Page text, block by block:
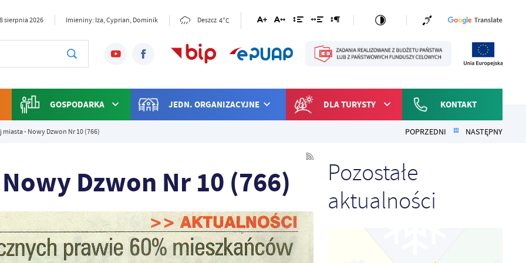
sierpnia 2026 Imieniny: Iza, Cyprian, Dominik Deszcz 4°C
GOSPODARKA JEDN. ORGANIZACYJNE DLA TURYSTY KONTAKT
miasta - Nowy Dzwon Nr 10 (766) POPRZEDNI NASTĘPNY
Dzwon Nr 10 (766)
Pozostałe
aktualności